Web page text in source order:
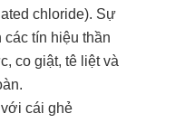
chloride). Sự
các tín hiệu thần
co giật, tê liệt và
cái ghẻ